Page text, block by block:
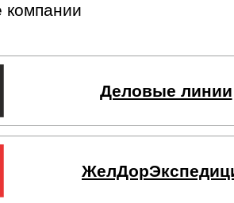
компании
Деловые линии